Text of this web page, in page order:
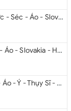
Du lịch Đông Âu cổ kính: Tour Đức - Séc - Áo - Slovakia - Hungary - Ba Lan từ Hà Nội 2026
Du lịch Đông Âu: Tour Đức - Séc - Áo - Slovakia - Hungary từ Hà Nội 2026
Du lịch Đông - Tây Âu: Tour Đức - Áo - Ý - Thụy Sĩ - Pháp từ Hà Nội 2026